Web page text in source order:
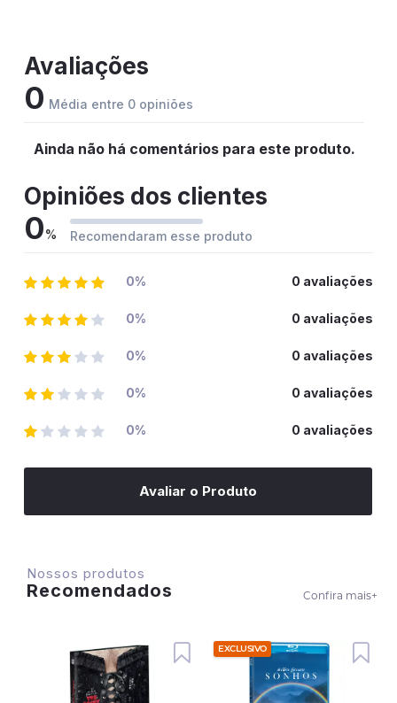
Avaliações
0 Média entre 0 opiniões
Ainda não há comentários para este produto.
Opiniões dos clientes
0% Recomendaram esse produto
0% 0 avaliações
0% 0 avaliações
0% 0 avaliações
0% 0 avaliações
0% 0 avaliações
Avaliar o Produto
Nossos produtos
Recomendados Confira mais+
EXCLUSIVO